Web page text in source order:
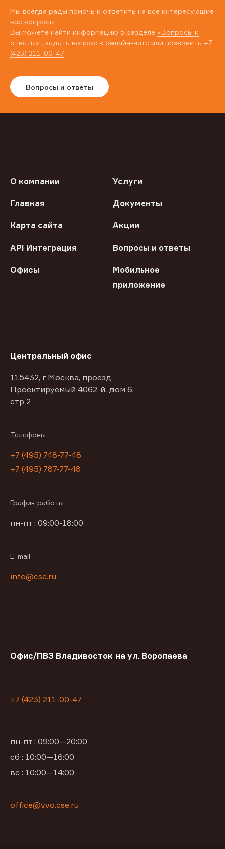
Мы всегда рады помочь и ответить на все интересующие
вас вопросы.
Вы можете найти информацию в разделе «Вопросы и
ответы» , задать вопрос в онлайн-чате или позвонить +7
(423) 211-00-47
Вопросы и ответы
О компании Услуги
Главная Документы
Карта сайта Акции
API Интеграция Вопросы и ответы
Офисы
Мобильное
приложение
Центральный офис
115432, г Москва, проезд
Проектируемый 4062-й, дом 6,
стр 2
Телефоны
+7 (495) 748-77-48
+7 (495) 787-77-48
График работы
пн-пт : 09:00-18:00
E-mail
info@cse.ru
Офис/ПВЗ Владивосток на ул. Воропаева
+7 (423) 211-00-47
пн-пт : 09:00—20:00
сб : 10:00—16:00
вс : 10:00—14:00
office@vvo.cse.ru